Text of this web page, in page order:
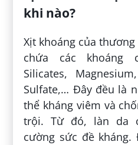
khi nào?
Xịt khoáng của thương
chứa các khoáng
Silicates,
Sulfate,… Đây đều là
thể kháng viêm và
trội. Từ đó, làn da
cường sức đề